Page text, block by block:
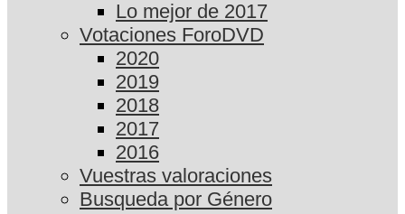
Lo mejor de 2017
Votaciones ForoDVD
2020
2019
2018
2017
2016
Vuestras valoraciones
Busqueda por Género